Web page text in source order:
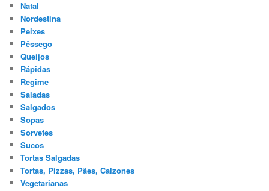
Natal
Nordestina
Peixes
Pêssego
Queijos
Rápidas
Regime
Saladas
Salgados
Sopas
Sorvetes
Sucos
Tortas Salgadas
Tortas, Pizzas, Pães, Calzones
Vegetarianas